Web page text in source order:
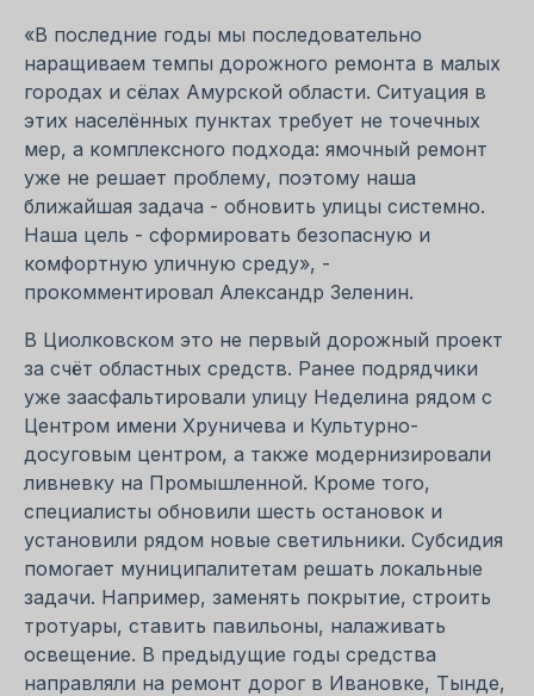
«В последние годы мы последовательно
наращиваем темпы дорожного ремонта в малых
городах и сёлах Амурской области. Ситуация в
этих населённых пунктах требует не точечных
мер, а комплексного подхода: ямочный ремонт
уже не решает проблему, поэтому наша
ближайшая задача - обновить улицы системно.
Наша цель - сформировать безопасную и
комфортную уличную среду», -
прокомментировал Александр Зеленин.
В Циолковском это не первый дорожный проект
за счёт областных средств. Ранее подрядчики
уже заасфальтировали улицу Неделина рядом с
Центром имени Хруничева и Культурно-
досуговым центром, а также модернизировали
ливневку на Промышленной. Кроме того,
специалисты обновили шесть остановок и
установили рядом новые светильники. Субсидия
помогает муниципалитетам решать локальные
задачи. Например, заменять покрытие, строить
тротуары, ставить павильоны, налаживать
освещение. В предыдущие годы средства
направляли на ремонт дорог в Ивановке, Тынде,